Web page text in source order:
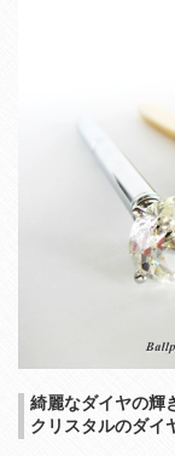
綺麗なダイヤの輝
クリスタルのダイ